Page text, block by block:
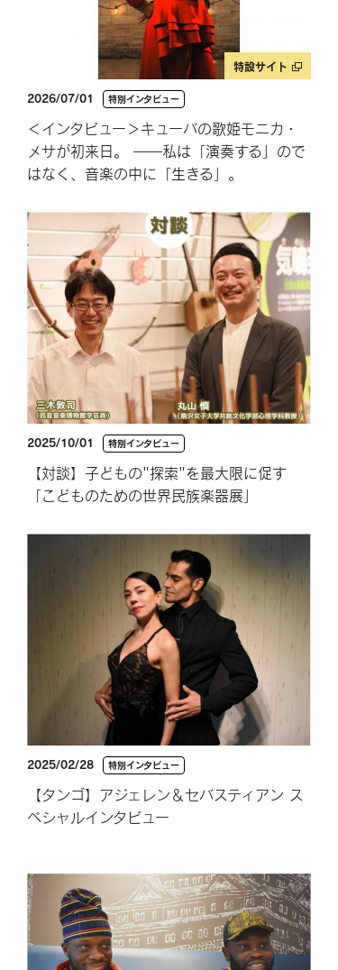
特設サイト
2026/07/01 特別インタビュー
＜インタビュー＞キューバの歌姫モニカ・
メサが初来日。 ――私は「演奏する」ので
はなく、音楽の中に「生きる」。
2025/10/01 特別インタビュー
【対談】子どもの"探索"を最大限に促す
「こどものための世界民族楽器展」
2025/02/28 特別インタビュー
【タンゴ】アジェレン＆セバスティアン ス
ペシャルインタビュー